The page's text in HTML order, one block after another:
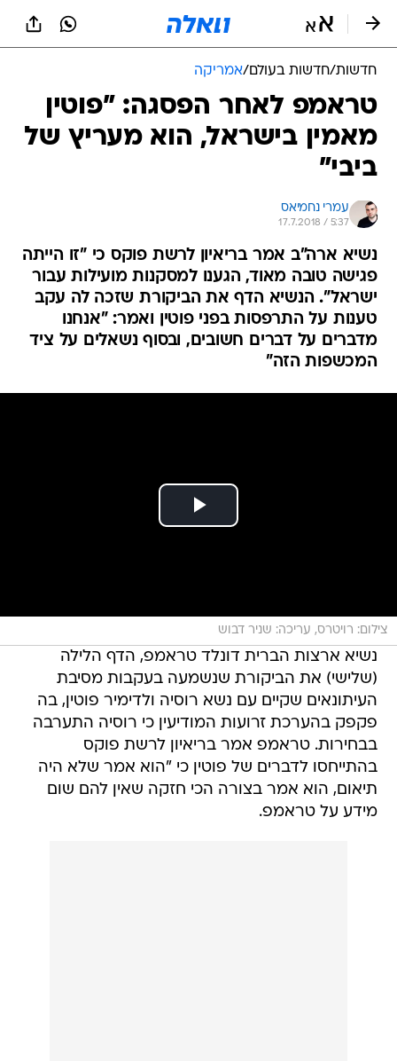
חדשות/חדשות בעולם/אמריקה
טראמפ לאחר הפסגה: "פוטין
מאמין בישראל, הוא מעריץ של
ביבי"
עמרי נחמיאס
17.7.2018 / 5:37
נשיא ארה"ב אמר בריאיון לרשת פוקס כי "זו הייתה
פגישה טובה מאוד, הגענו למסקנות מועילות עבור
ישראל". הנשיא הדף את הביקורת שזכה לה עקב
טענות על התרפסות בפני פוטין ואמר: "אנחנו
מדברים על דברים חשובים, ובסוף נשאלים על ציד
המכשפות הזה"
צילום: רויטרס, עריכה: שניר דבוש
נשיא ארצות הברית דונלד טראמפ, הדף הלילה
(שלישי) את הביקורת שנשמעה בעקבות מסיבת
העיתונאים שקיים עם נשא רוסיה ולדימיר פוטין, בה
פקפק בהערכת זרועות המודיעין כי רוסיה התערבה
בבחירות. טראמפ אמר בריאיון לרשת פוקס
בהתייחסו לדברים של פוטין כי "הוא אמר שלא היה
תיאום, הוא אמר בצורה הכי חזקה שאין להם שום
מידע על טראמפ.